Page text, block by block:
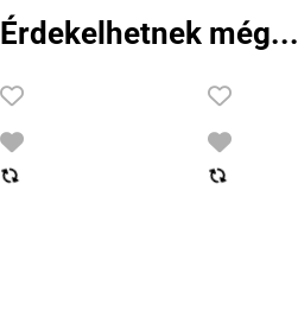
Érdekelhetnek még...